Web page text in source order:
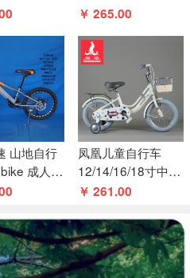
宝单车小
女孩童车中大童镁
￥ 265.00
山地自行
成人自
镁合金自
凤凰儿童自行车
12/14/16/18寸中大
童女孩3-8岁公主车
￥ 261.00